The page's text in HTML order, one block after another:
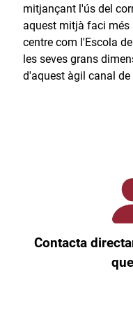
mitjançant l'ús del
aquest mitjà faci
centre com l'Escola
les seves grans
d'aquest àgil canal
Contacta